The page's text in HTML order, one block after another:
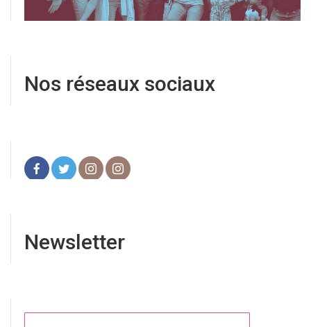
Nos réseaux sociaux
Newsletter